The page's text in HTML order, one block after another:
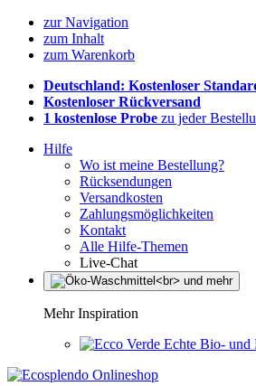
zur Navigation
zum Inhalt
zum Warenkorb
Deutschland: Kostenloser
Kostenloser Rückversand
1 kostenlose Probe zu jeder
Hilfe
Wo ist meine Bestellung?
Rücksendungen
Versandkosten
Zahlungsmöglichkeiten
Kontakt
Alle Hilfe-Themen
Live-Chat
Mehr Inspiration
Echte Bio- und